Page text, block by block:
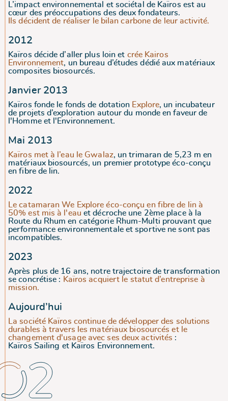
L’impact environnemental et sociétal de Kaïros est au
cœur des préoccupations des deux fondateurs.
Ils décident de réaliser le bilan carbone de leur activité.
2012
Kaïros décide d’aller plus loin et crée Kairos
Environnement, un bureau d’études dédié aux matériaux
composites biosourcés.
Janvier 2013
Kaïros fonde le fonds de dotation Explore, un incubateur
de projets d’exploration autour du monde en faveur de
l'Homme et l'Environnement.
Mai 2013
Kaïros met à l’eau le Gwalaz, un trimaran de 5,23 m en
matériaux biosourcés, un premier prototype éco-conçu
en fibre de lin.
2022
Le catamaran We Explore éco-conçu en fibre de lin à
50% est mis à l'eau et décroche une 2ème place à la
Route du Rhum en catégorie Rhum-Multi prouvant que
performance environnementale et sportive ne sont pas
incompatibles.
2023
Après plus de 16 ans, notre trajectoire de transformation
se concrétise : Kaïros acquiert le statut d’entreprise à
mission.
Aujourd’hui
La société Kaïros continue de développer des solutions
durables à travers les matériaux biosourcés et le
changement d'usage avec ses deux activités :
Kaïros Sailing et Kaïros Environnement.